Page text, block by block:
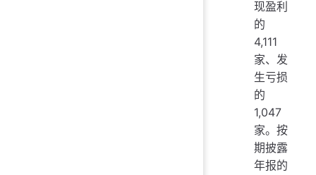
现盈利
的
4,111
家、发
生亏损
的
1,047
家。按
期披露
年报的